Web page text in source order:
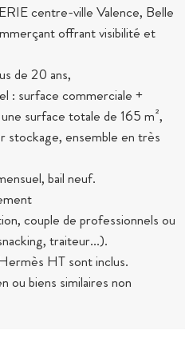
centre-ville Valence, Belle
offrant visibilité et
de 20 ans,
: surface commerciale +
surface totale de 165 m²,
stockage, ensemble en très
bail neuf.
couple de professionnels ou
traiteur...).
HT sont inclus.
ou biens similaires non